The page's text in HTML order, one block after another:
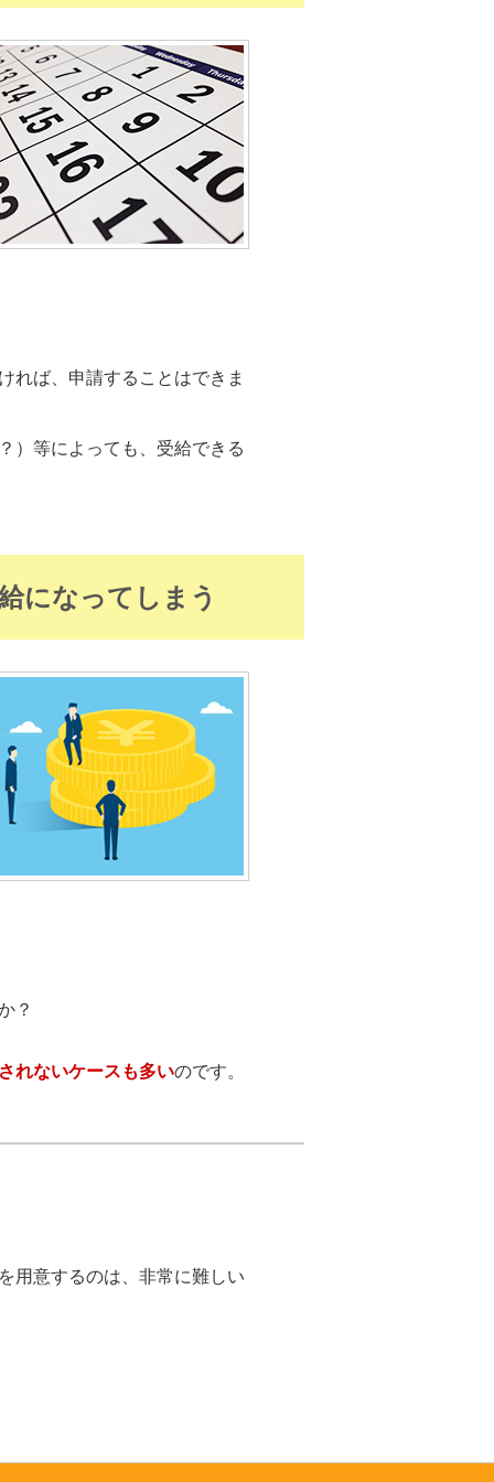
れば、申請することはできま
）等によっても、受給できる
になってしまう
？
れないケースも多いのです。
用意するのは、非常に難しい